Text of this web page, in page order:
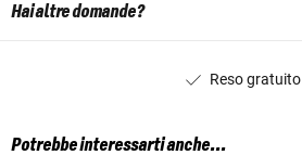
Hai altre domande?
Reso gratuito
Potrebbe interessarti anche...